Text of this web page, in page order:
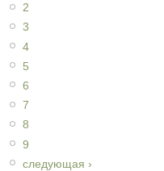
2
3
4
5
6
7
8
9
следующая ›